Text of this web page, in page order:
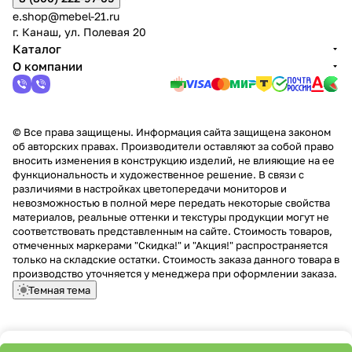
e.shop@mebel-21.ru
г. Канаш, ул. Полевая 20
Каталог
О компании
© Все права защищены. Информация сайта защищена законом
об авторских правах. Производители оставляют за собой право
вносить изменения в конструкцию изделий, не влияющие на ее
функциональность и художественное решение. В связи с
различиями в настройках цветопередачи мониторов и
невозможностью в полной мере передать некоторые свойства
материалов, реальные оттенки и текстуры продукции могут не
соответствовать представленным на сайте. Стоимость товаров,
отмеченных маркерами "Скидка!" и "Акция!" распространяется
только на складские остатки. Стоимость заказа данного товара в
производство уточняется у менеджера при оформлении заказа.
Темная тема